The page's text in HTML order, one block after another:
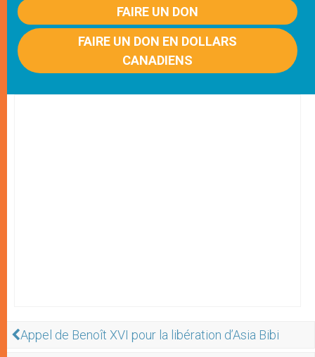
FAIRE UN DON
FAIRE UN DON EN DOLLARS
CANADIENS
Appel de Benoît XVI pour la libération d’Asia Bibi